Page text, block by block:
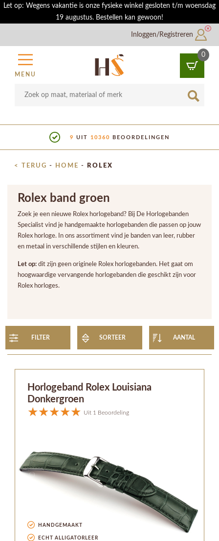
Let op: Wegens vakantie is onze fysieke winkel gesloten t/m woensdag
19 augustus. Bestellen kan gewoon!
Inloggen/Registreren
MENU
0
SHOWROOM IN UTRECHT
< TERUG - HOME - ROLEX
Rolex band groen
Zoek je een nieuwe Rolex horlogeband? Bij De Horlogebanden
Specialist vind je handgemaakte horlogebanden die passen op jouw
Rolex horloge. In ons assortiment vind je banden van leer, rubber
en metaal in verschillende stijlen en kleuren.
Let op: dit zijn geen originele Rolex horlogebanden. Het gaat om
hoogwaardige vervangende horlogebanden die geschikt zijn voor
Rolex horloges.
FILTER SORTEER AANTAL
Horlogeband Rolex Louisiana
Donkergroen
Uit 1 Beoordeling
HANDGEMAAKT
ECHT ALLIGATORLEER